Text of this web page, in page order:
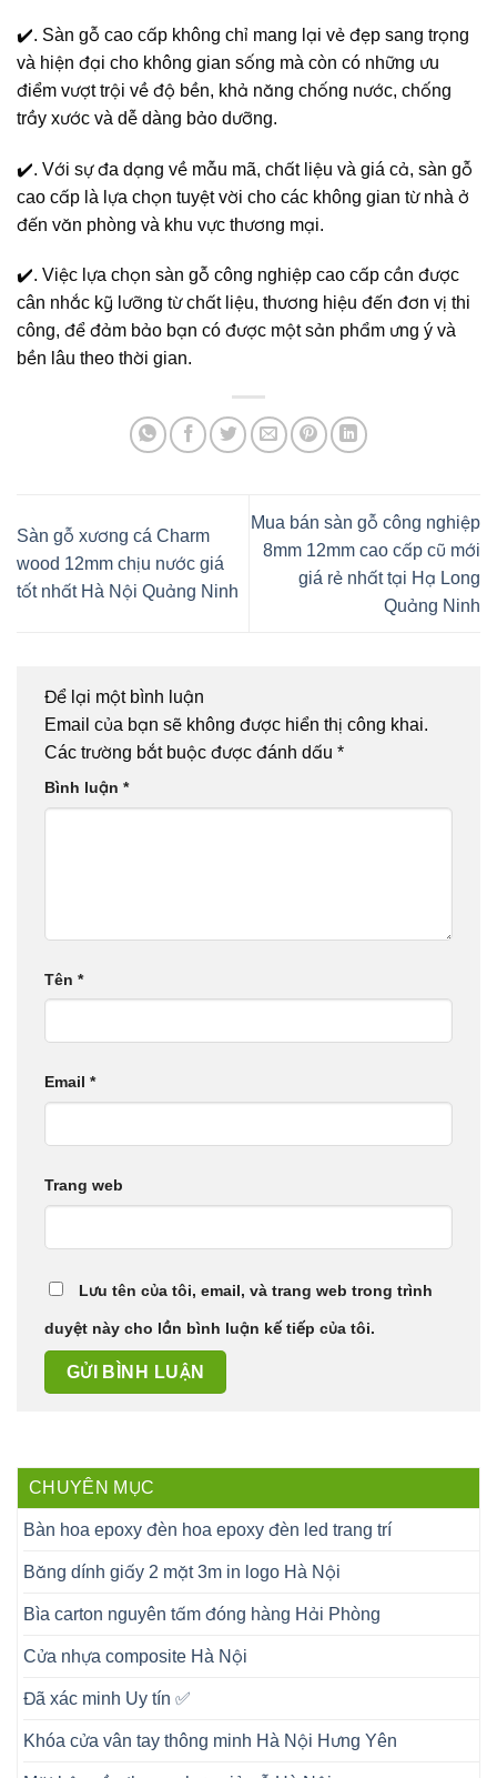
✔️. Sàn gỗ cao cấp không chỉ mang lại vẻ đẹp sang trọng
và hiện đại cho không gian sống mà còn có những ưu
điểm vượt trội về độ bền, khả năng chống nước, chống
trầy xước và dễ dàng bảo dưỡng.
✔️. Với sự đa dạng về mẫu mã, chất liệu và giá cả, sàn gỗ
cao cấp là lựa chọn tuyệt vời cho các không gian từ nhà ở
đến văn phòng và khu vực thương mại.
✔️. Việc lựa chọn sàn gỗ công nghiệp cao cấp cần được
cân nhắc kỹ lưỡng từ chất liệu, thương hiệu đến đơn vị thi
công, để đảm bảo bạn có được một sản phẩm ưng ý và
bền lâu theo thời gian.
Sàn gỗ xương cá Charm
wood 12mm chịu nước giá
tốt nhất Hà Nội Quảng Ninh
Mua bán sàn gỗ công nghiệp
8mm 12mm cao cấp cũ mới
giá rẻ nhất tại Hạ Long
Quảng Ninh
Để lại một bình luận
Email của bạn sẽ không được hiển thị công khai.
Các trường bắt buộc được đánh dấu *
Bình luận *
Tên *
Email *
Trang web
Lưu tên của tôi, email, và trang web trong trình
duyệt này cho lần bình luận kế tiếp của tôi.
CHUYÊN MỤC
Bàn hoa epoxy đèn hoa epoxy đèn led trang trí
Băng dính giấy 2 mặt 3m in logo Hà Nội
Bìa carton nguyên tấm đóng hàng Hải Phòng
Cửa nhựa composite Hà Nội
Đã xác minh Uy tín ✅
Khóa cửa vân tay thông minh Hà Nội Hưng Yên